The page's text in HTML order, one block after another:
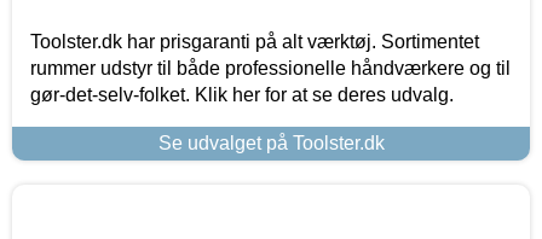
Toolster.dk har prisgaranti på alt værktøj. Sortimentet
rummer udstyr til både professionelle håndværkere og til
gør-det-selv-folket. Klik her for at se deres udvalg.
Se udvalget på Toolster.dk